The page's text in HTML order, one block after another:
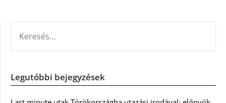
Legutóbbi bejegyzések